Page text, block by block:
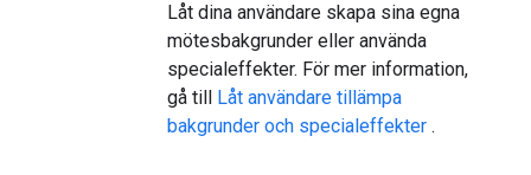
Låt dina användare skapa sina egna
mötesbakgrunder eller använda
specialeffekter. För mer information,
gå till Låt användare tillämpa
bakgrunder och specialeffekter .